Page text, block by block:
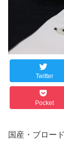
Twitter
Pocket
国産・ブロー